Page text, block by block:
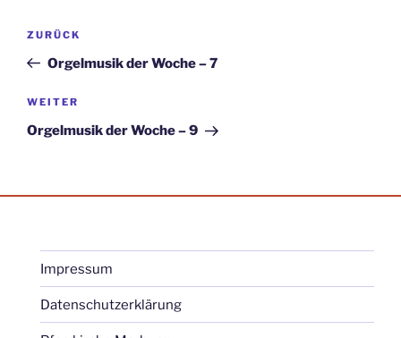
Beitragsnavigation
Vorheriger
Beitrag
ZURÜCK
Orgelmusik der Woche – 7
Nächster
Beitrag
WEITER
Orgelmusik der Woche – 9
Impressum
Datenschutzerklärung